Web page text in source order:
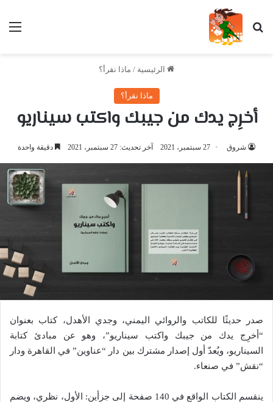
بحث عن
الرئيسية / ماذا نقرأ؟
ماذا نقرأ؟
أخرِج يدك من جيبك واكتب سيناريو
شروق 27 سبتمبر، 2021 آخر تحديث: 27 سبتمبر، 2021 دقيقة واحدة
صدر حديثًا للكاتب والروائي اليمني، وجدي الأهدل، كتاب بعنوان
“أخرِج يدك من جيبك واكتب سيناريو”، وهو عن مبادئ كتابة
السيناريو، ويُعدّ أول إصدار مشترك بين دار “عناوين” في القاهرة ودار
“نقش” في صنعاء.
ينقسم الكتاب الواقع في 140 صفحة إلى جزأين: الأول، نظري، ويضم